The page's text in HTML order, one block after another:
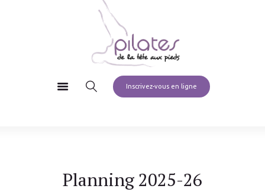
Inscrivez-vous en ligne
Planning 2025-26